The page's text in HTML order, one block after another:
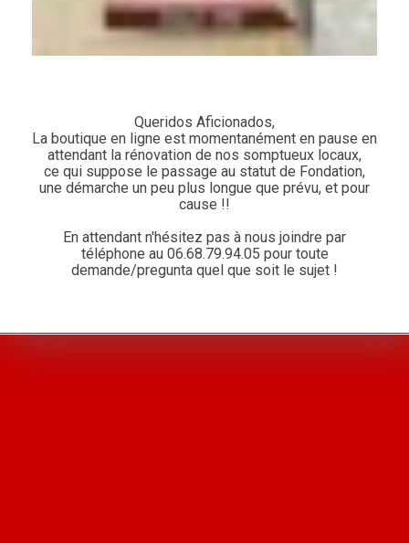
Queridos Aficionados,
La boutique en ligne est momentanément en pause en
attendant la rénovation de nos somptueux locaux,
ce qui suppose le passage au statut de Fondation,
une démarche un peu plus longue que prévu, et pour
cause !!
En attendant n'hésitez pas à nous joindre par
téléphone au 06.68.79.94.05 pour toute
demande/pregunta quel que soit le sujet !